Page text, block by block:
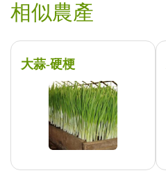
相似農產
大蒜-硬梗